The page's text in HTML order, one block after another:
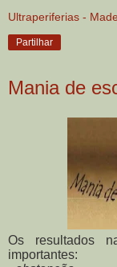
Ultraperiferias -
Partilhar
Mania de
Os resultados
importantes: